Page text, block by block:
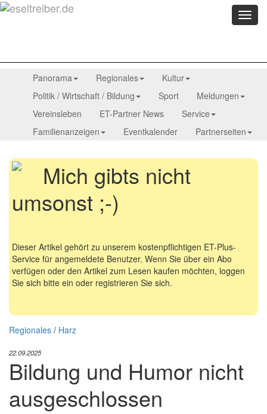
Menü
Panorama Regionales
Kultur
Politik / Wirtschaft / Bildung
Sport
Meldungen
Vereinsleben
ET-Partner News
Service
Familienanzeigen
Eventkalender Partnerseiten
Mich gibts nicht
umsonst ;-)
Dieser Artikel gehört zu unserem kostenpflichtigen ET-Plus-
Service für angemeldete Benutzer. Wenn Sie über ein Abo
verfügen oder den Artikel zum Lesen kaufen möchten, loggen
Sie sich bitte ein oder registrieren Sie sich.
Regionales / Harz
22.09.2025
Bildung und Humor nicht
ausgeschlossen